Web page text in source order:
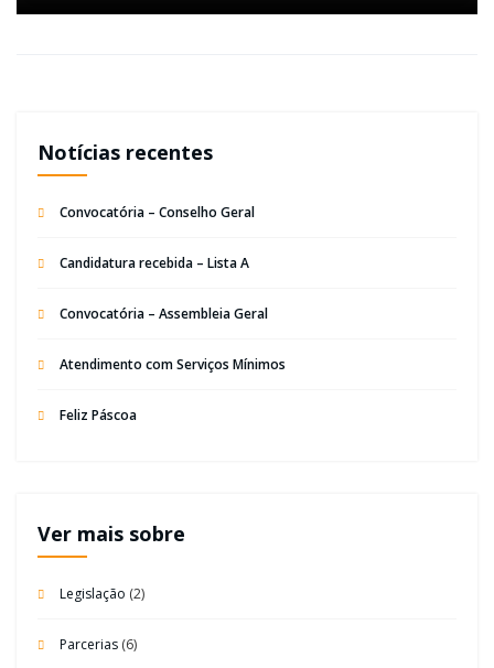
Notícias recentes
Convocatória – Conselho Geral
Candidatura recebida – Lista A
Convocatória – Assembleia Geral
Atendimento com Serviços Mínimos
Feliz Páscoa
Ver mais sobre
Legislação (2)
Parcerias(6)